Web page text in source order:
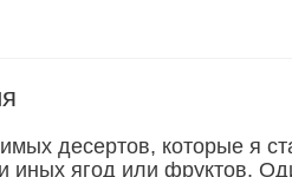
десертов, которые я
иных ягод или фруктов.